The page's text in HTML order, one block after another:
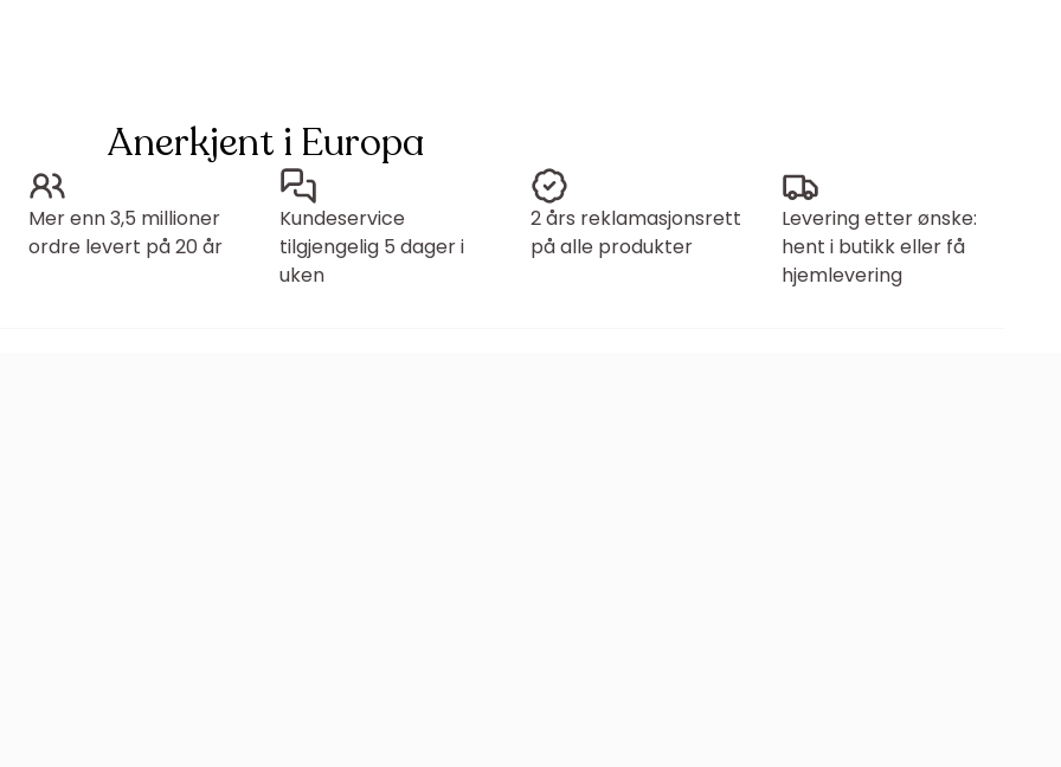
Anerkjent i Europa
Mer enn 3,5 millioner
ordre levert på 20 år
Kundeservice
tilgjengelig 5 dager i
uken
2 års reklamasjonsrett
på alle produkter
Levering etter ønske:
hent i butikk eller få
hjemlevering